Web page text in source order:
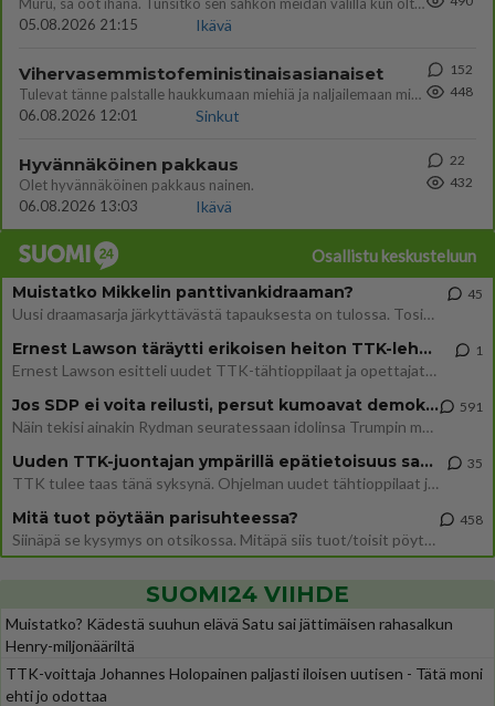
05.08.2026 21:15
Ikävä
Vihervasemmistofeministinaisasianaiset
Tulevat tänne palstalle haukkumaan miehiä ja naljailemaan miehelle, kehuvat olevansa heitä parempia. Itse asuvat MIEHE
06.08.2026 12:01
Sinkut
152
448
Hyvännäköinen pakkaus
Olet hyvännäköinen pakkaus nainen.
06.08.2026 13:03
Ikävä
22
432
Osallistu keskusteluun
Muistatko Mikkelin panttivankidraaman?
Uusi draamasarja järkyttävästä tapauksesta on tulossa. Tositapahtumiin perustuva sarja ammentaa vuoden 1986 Mikkelin pan
45
Ernest Lawson täräytti erikoisen heiton TTK-lehdistötilaisuudessa: " Onko tässä tarkoituksena...?"
Ernest Lawson esitteli uudet TTK-tähtioppilaat ja opettajat torstaina 6.8. lehdistölle. Tulevalla kaudella on yksi hausk
1
Jos SDP ei voita reilusti, persut kumoavat demokratian Suomesta
Näin tekisi ainakin Rydman seuratessaan idolinsa Trumpin mallia https://www.is.fi/politiikka/art-2000012187244.html
591
Uuden TTK-juontajan ympärillä epätietoisuus sakenee - Nyt MTV hämmentää soppaa
TTK tulee taas tänä syksynä. Ohjelman uudet tähtioppilaat julkistetaan torstaina 6. elokuuta klo 14 alkavassa lehdistö
35
Mitä tuot pöytään parisuhteessa?
Siinäpä se kysymys on otsikossa. Mitäpä siis tuot/toisit pöytään parisuhteessa? Oletko mies vai nainen? Koetko sen mitä
458
SUOMI24 VIIHDE
Muistatko? Kädestä suuhun elävä Satu sai jättimäisen rahasalkun
Henry-miljonääriltä
TTK-voittaja Johannes Holopainen paljasti iloisen uutisen - Tätä moni
ehti jo odottaa